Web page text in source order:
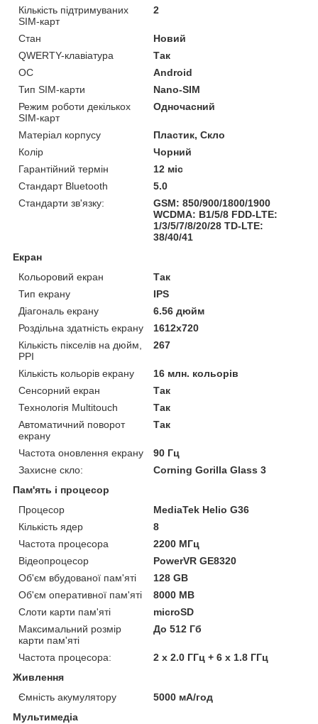
Кількість підтримуваних
SIM-карт
2
Стан
Новий
QWERTY-клавіатура
Так
ОС
Android
Тип SIM-карти
Nano-SIM
Режим роботи декількох
SIM-карт
Одночасний
Матеріал корпусу
Пластик, Скло
Колір
Чорний
Гарантійний термін
12 міс
Стандарт Bluetooth
5.0
Стандарти зв'язку:
GSM: 850/900/1800/1900
WCDMA: B1/5/8 FDD-LTE:
1/3/5/7/8/20/28 TD-LTE:
38/40/41
Екран
Кольоровий екран
Так
Тип екрану
IPS
Діагональ екрану
6.56 дюйм
Роздільна здатність екрану
1612х720
Кількість пікселів на дюйм,
PPI
267
Кількість кольорів екрану
16 млн. кольорів
Сенсорний екран
Так
Технологія Multitouch
Так
Автоматичний поворот
екрану
Так
Частота оновлення екрану
90 Гц
Захисне скло:
Corning Gorilla Glass 3
Пам'ять і процесор
Процесор
MediaTek Helio G36
Кількість ядер
8
Частота процесора
2200 МГц
Відеопроцесор
PowerVR GE8320
Об'єм вбудованої пам'яті
128 GB
Об'єм оперативної пам'яті
8000 MB
Слоти карти пам'яті
microSD
Максимальний розмір
карти пам'яті
До 512 Гб
Частота процесора:
2 х 2.0 ГГц + 6 х 1.8 ГГц
Живлення
Ємність акумулятору
5000 мА/год
Мультимедіа